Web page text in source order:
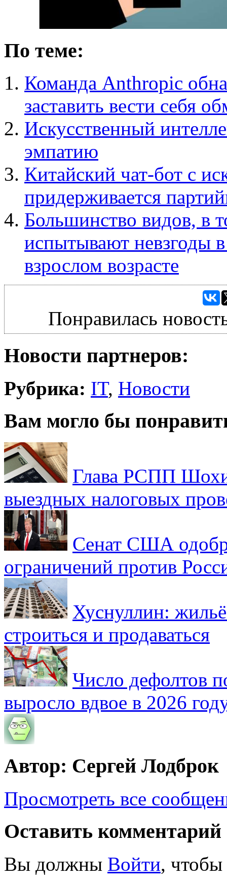
По теме:
Команда Anthropic
заставить вести себя
Искусственный
эмпатию
Китайский чат-бот с
придерживается
Большинство видов, в
испытывают невзгоды
взрослом возрасте
Понравилась
Новости партнеров:
Рубрика: IT, Новости
Вам могло бы
Глава РСПП
выездных налоговых
Сенат США
ограничений против
Хуснуллин:
строиться и продаваться
Число дефолтов
выросло вдвое в 2026
Автор: Сергей Лодброк
Просмотреть все
Оставить комментарий
Вы должны Войти, чтобы